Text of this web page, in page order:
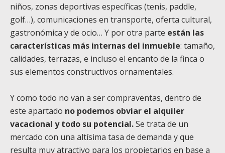
niños, zonas deportivas específicas (tenis, paddle,
golf…), comunicaciones en transporte, oferta cultural,
gastronómica y de ocio… Y por otra parte están las
características más internas del inmueble: tamaño,
calidades, terrazas, e incluso el encanto de la finca o
sus elementos constructivos ornamentales.
Y como todo no van a ser compraventas, dentro de
este apartado no podemos obviar el alquiler
vacacional y todo su potencial.Se trata de un
mercado con una altísima tasa de demanda y que
resulta muy atractivo para los propietarios en base a